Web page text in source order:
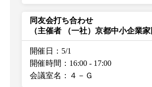
同友会打ち合わせ
（主催者 （一社）京都中小企業家
開催日：5/1
開催時間：16:00 - 17:00
会議室名：４－Ｇ